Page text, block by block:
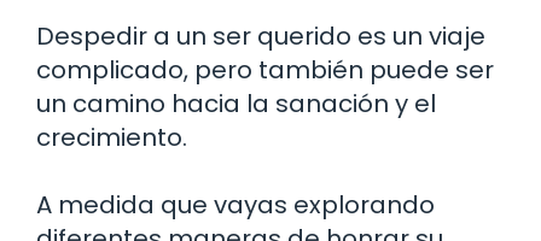
Despedir a un ser querido es un viaje
complicado, pero también puede ser
un camino hacia la sanación y el
crecimiento.
A medida que vayas explorando